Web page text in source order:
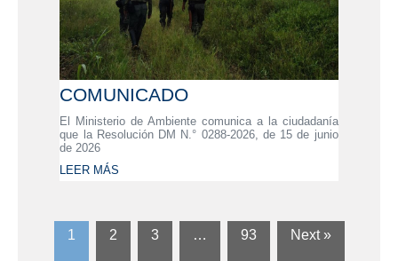
COMUNICADO
El Ministerio de Ambiente comunica a la ciudadanía
que la Resolución DM N.° 0288-2026, de 15 de junio
de 2026
LEER MÁS
1 2 3 … 93 Next »